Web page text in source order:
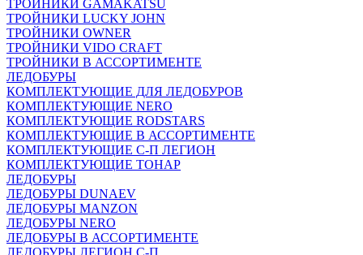
ТРОЙНИКИ GAMAKATSU
ТРОЙНИКИ LUCKY JOHN
ТРОЙНИКИ OWNER
ТРОЙНИКИ VIDO CRAFT
ТРОЙНИКИ В АССОРТИМЕНТЕ
ЛЕДОБУРЫ
КОМПЛЕКТУЮЩИЕ ДЛЯ ЛЕДОБУРОВ
КОМПЛЕКТУЮЩИЕ NERO
КОМПЛЕКТУЮЩИЕ RODSTARS
КОМПЛЕКТУЮЩИЕ В АССОРТИМЕНТЕ
КОМПЛЕКТУЮЩИЕ С-П ЛЕГИОН
КОМПЛЕКТУЮЩИЕ ТОНАР
ЛЕДОБУРЫ
ЛЕДОБУРЫ DUNAEV
ЛЕДОБУРЫ MANZON
ЛЕДОБУРЫ NERO
ЛЕДОБУРЫ В АССОРТИМЕНТЕ
ЛЕДОБУРЫ ЛЕГИОН С-П